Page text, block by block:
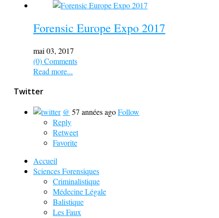
Forensic Europe Expo 2017
mai 03, 2017
(0) Comments
Read more...
Twitter
@ 57 années agoFollow
Reply
Retweet
Favorite
Accueil
Sciences Forensiques
Criminalistique
Médecine Légale
Balistique
Les Faux